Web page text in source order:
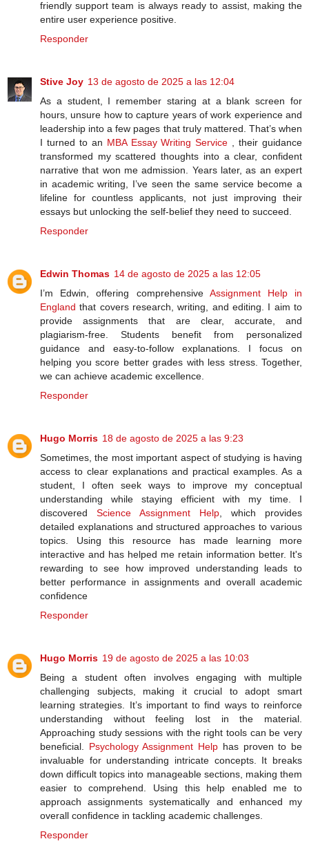
friendly support team is always ready to assist, making the
entire user experience positive.
Responder
Stive Joy 13 de agosto de 2025 a las 12:04
As a student, I remember staring at a blank screen for
hours, unsure how to capture years of work experience and
leadership into a few pages that truly mattered. That’s when
I turned to an MBA Essay Writing Service , their guidance
transformed my scattered thoughts into a clear, confident
narrative that won me admission. Years later, as an expert
in academic writing, I’ve seen the same service become a
lifeline for countless applicants, not just improving their
essays but unlocking the self-belief they need to succeed.
Responder
Edwin Thomas 14 de agosto de 2025 a las 12:05
I’m Edwin, offering comprehensive Assignment Help in
England that covers research, writing, and editing. I aim to
provide assignments that are clear, accurate, and
plagiarism-free. Students benefit from personalized
guidance and easy-to-follow explanations. I focus on
helping you score better grades with less stress. Together,
we can achieve academic excellence.
Responder
Hugo Morris 18 de agosto de 2025 a las 9:23
Sometimes, the most important aspect of studying is having
access to clear explanations and practical examples. As a
student, I often seek ways to improve my conceptual
understanding while staying efficient with my time. I
discovered Science Assignment Help, which provides
detailed explanations and structured approaches to various
topics. Using this resource has made learning more
interactive and has helped me retain information better. It's
rewarding to see how improved understanding leads to
better performance in assignments and overall academic
confidence
Responder
Hugo Morris 19 de agosto de 2025 a las 10:03
Being a student often involves engaging with multiple
challenging subjects, making it crucial to adopt smart
learning strategies. It’s important to find ways to reinforce
understanding without feeling lost in the material.
Approaching study sessions with the right tools can be very
beneficial. Psychology Assignment Help has proven to be
invaluable for understanding intricate concepts. It breaks
down difficult topics into manageable sections, making them
easier to comprehend. Using this help enabled me to
approach assignments systematically and enhanced my
overall confidence in tackling academic challenges.
Responder